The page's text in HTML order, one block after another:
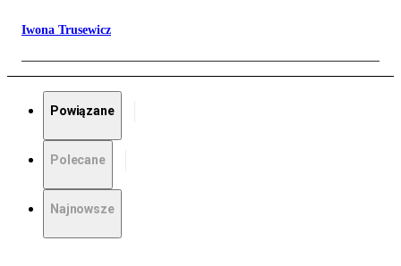
Iwona Trusewicz
Powiązane
Polecane
Najnowsze